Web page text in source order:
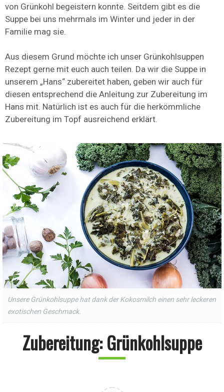
von Grünkohl begeistern konnte. Seitdem gibt es die
Suppe bei uns mehrmals im Winter und jeder in der
Familie mag sie.
Aus diesem Grund möchte ich unser Grünkohlsuppen
Rezept gerne mit euch auch teilen. Da wir die Suppe in
unserem „Hans“ zubereitet haben, geben wir auch für
diesen entsprechend die Anleitung zur Zubereitung im
Hans mit. Natürlich ist es auch für die herkömmliche
Zubereitung im Topf ausreichend erklärt.
Unsere Grünkohlsuppe hat dank der Kokosmilch einen sehr leckeren
exotischen Geschmack.
Zubereitung: Grünkohlsuppe